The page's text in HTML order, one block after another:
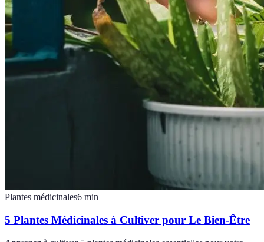
Plantes médicinales6 min
5 Plantes Médicinales à Cultiver pour Le Bien-Être